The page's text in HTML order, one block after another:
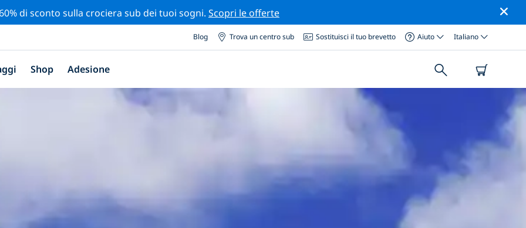
di sconto sulla crociera sub dei tuoi sogni. Scopri le offerte
Blog Trova un centro sub Sostituisci il tuo brevetto Aiuto Italiano
Shop Adesione